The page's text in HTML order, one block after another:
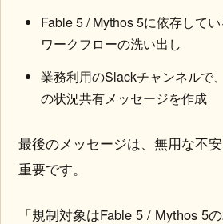
Fable 5 / Mythos 5に依存して
ワークフローの洗い出し
業務利用のSlackチャンネルで
の状況共有メッセージを作成
最後のメッセージは、無用な不
重要です。
「規制対象はFable 5 / Mythos 5